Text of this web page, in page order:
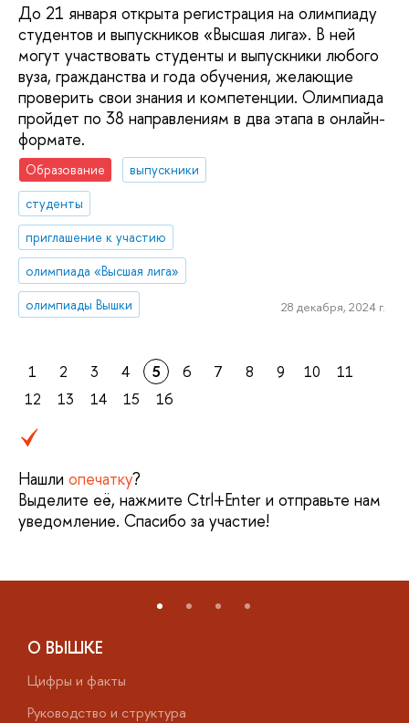
До 21 января открыта регистрация на олимпиаду
студентов и выпускников «Высшая лига». В ней
могут участвовать студенты и выпускники любого
вуза, гражданства и года обучения, желающие
проверить свои знания и компетенции. Олимпиада
пройдет по 38 направлениям в два этапа в онлайн-
формате.
Образование
выпускники
студенты
приглашение к участию
олимпиада «Высшая лига»
олимпиады Вышки
28 декабря, 2024 г.
1 2 3 4 5 6 7 8 9 10
11
12
13 14 15 16
Нашли опечатку?
Выделите её, нажмите Ctrl+Enter и отправьте нам
уведомление. Спасибо за участие!
О ВЫШКЕ
Цифры и факты
Руководство и структура